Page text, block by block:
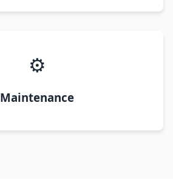
⚙️
Maintenance